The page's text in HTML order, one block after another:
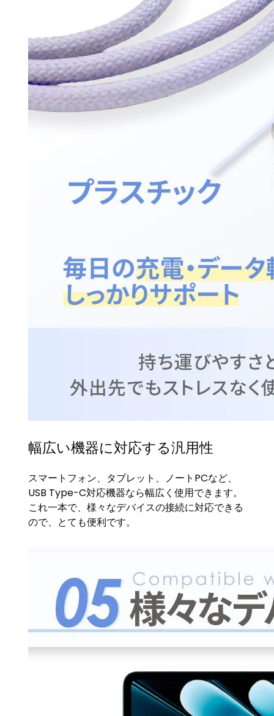
幅広い機器に対応する汎用性
スマートフォン、タブレット、ノートPCなど、
USB Type-C対応機器なら幅広く使用できます。
これ一本で、様々なデバイスの接続に対応できる
ので、とても便利です。